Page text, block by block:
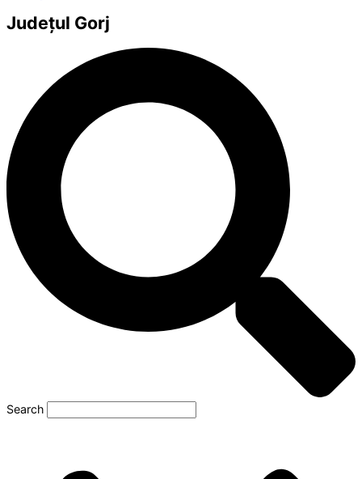
Județul Gorj
Search